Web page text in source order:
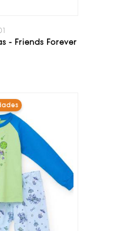
- Friends Forever